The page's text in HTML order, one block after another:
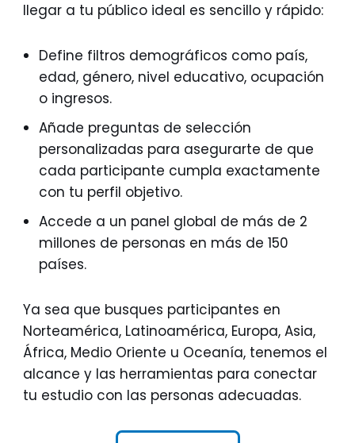
llegar a tu público ideal es sencillo y rápido:
Define filtros demográficos como país,
edad, género, nivel educativo, ocupación
o ingresos.
Añade preguntas de selección
personalizadas para asegurarte de que
cada participante cumpla exactamente
con tu perfil objetivo.
Accede a un panel global de más de 2
millones de personas en más de 150
países.
Ya sea que busques participantes en
Norteamérica, Latinoamérica, Europa, Asia,
África, Medio Oriente u Oceanía, tenemos el
alcance y las herramientas para conectar
tu estudio con las personas adecuadas.